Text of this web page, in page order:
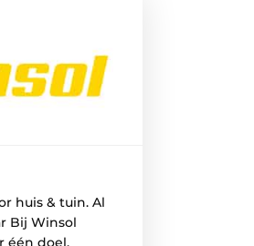
huis & tuin. Al
Bij Winsol
één doel.